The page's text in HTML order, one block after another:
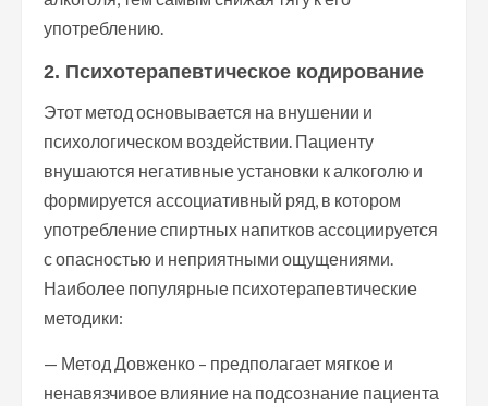
употреблению.
2. Психотерапевтическое кодирование
Этот метод основывается на внушении и
психологическом воздействии. Пациенту
внушаются негативные установки к алкоголю и
формируется ассоциативный ряд, в котором
употребление спиртных напитков ассоциируется
с опасностью и неприятными ощущениями.
Наиболее популярные психотерапевтические
методики:
— Метод Довженко – предполагает мягкое и
ненавязчивое влияние на подсознание пациента